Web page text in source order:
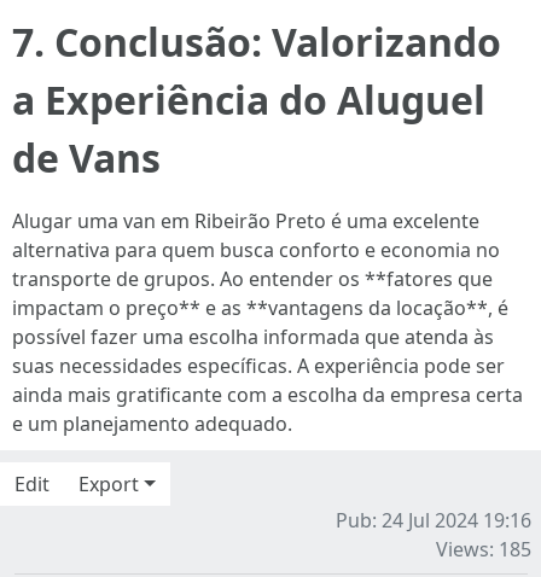
7. Conclusão: Valorizando
a Experiência do Aluguel
de Vans
Alugar uma van em Ribeirão Preto é uma excelente
alternativa para quem busca conforto e economia no
transporte de grupos. Ao entender os **fatores que
impactam o preço** e as **vantagens da locação**, é
possível fazer uma escolha informada que atenda às
suas necessidades específicas. A experiência pode ser
ainda mais gratificante com a escolha da empresa certa
e um planejamento adequado.
Edit
Export
Pub: 24 Jul 2024 19:16
Views: 185